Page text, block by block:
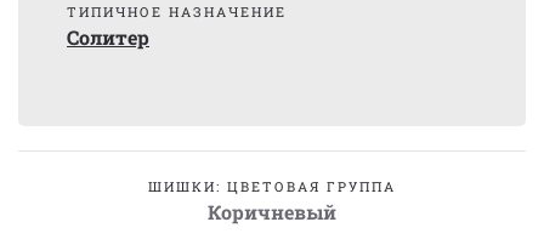
ТИПИЧНОЕ НАЗНАЧЕНИЕ
Солитер
ШИШКИ: ЦВЕТОВАЯ ГРУППА
Коричневый